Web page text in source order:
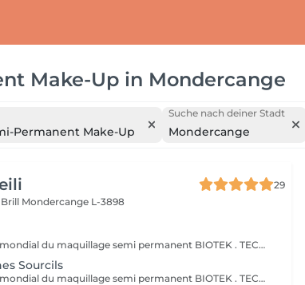
Make-Up in Mondercange
Permanent Make-Up
Suche nach deiner Stadt
Mondercange
29
Mondercange L-3898
Le leader mondial du maquillage semi permanent BIOTEK . TECHNIQUE sourcils effet ombré poudré très naturel, travailler avec des différentes aiguilles et plusieurs pigments pour réaliser cet effet. 50 à 60% des pigments s'estompent après cicatrisation . Avec une retouche comprise après 1 mois . IMPORTANT: Dans le cas où la prestation du maquillage semi permanent précédente était effectuée par un autre prestataire du service, la prestation chez Mymeili sera facturée au tarif complet. Annulation 48h avant la date du rendez-vous merci
Sourcils
Le leader mondial du maquillage semi permanent BIOTEK . TECHNIQUE sourcils effet ombré poudré très naturel, travailler avec des différentes aiguilles et plusieurs pigments pour réaliser cet effet. 50 à 60% des pigments s'estompent après cicatrisation . Avec une retouche comprise après 1 mois . IMPORTANT: Dans le cas où la prestation du maquillage semi permanent précédente était effectuée par un autre prestataire du service, la prestation chez Mymeili sera facturée au tarif complet. Annulation 48h avant la date du rendez-vous merci